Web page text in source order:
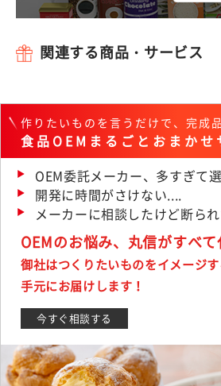
関連する商品・サービス
作りたいものを言うだけで、完成
食品OEMまるごとおまかせ
OEM委託メーカー、多すぎて
開発に時間がさけない....
メーカーに相談したけど断られ
OEMのお悩み、丸信がすべて
御社はつくりたいものをイメージ
手元にお届けします！
今すぐ相談する